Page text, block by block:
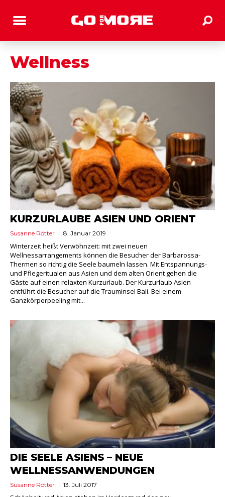
Wellness
KURZURLAUBE ASIEN UND ORIENT
Susanne Rötter 8. Januar 2019
Winterzeit heißt Verwöhnzeit: mit zwei neuen
Wellnessarrangements können die Besucher der Barbarossa-
Thermen so richtig die Seele baumeln lassen. Mit Entspannungs-
und Pflegeritualen aus Asien und dem alten Orient gehen die
Gäste auf einen relaxten Kurzurlaub. Der Kurzurlaub Asien
entführt die Besucher auf die Trauminsel Bali. Bei einem
Ganzkörperpeeling mit...
DIE SEELE ASIENS – NEUE
WELLNESSANWENDUNGEN
Susanne Rötter 13. Juli 2017